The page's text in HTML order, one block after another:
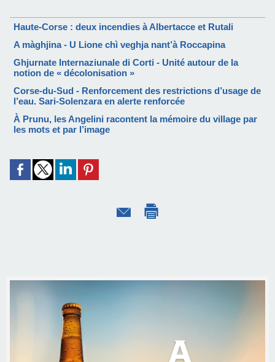
Haute-Corse : deux incendies à Albertacce et Rutali
A màghjina - U Lione chì veghja nant’à Roccapina
Ghjurnate Internaziunale di Corti - Unité autour de la
notion de « décolonisation »
Corse-du-Sud - Renforcement des restrictions d’usage de
l’eau. Sari-Solenzara en alerte renforcée
À Prunu, les Angelini racontent la mémoire du village par
les mots et par l’image